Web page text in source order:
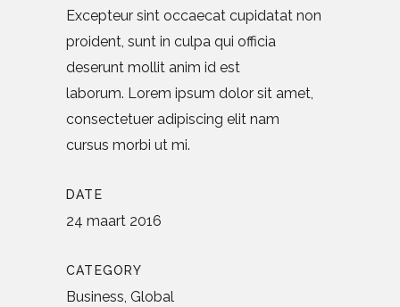
Excepteur sint occaecat cupidatat non
proident, sunt in culpa qui officia
deserunt mollit anim id est
laborum. Lorem ipsum dolor sit amet,
consectetuer adipiscing elit nam
cursus morbi ut mi.
DATE
24 maart 2016
CATEGORY
Business, Global